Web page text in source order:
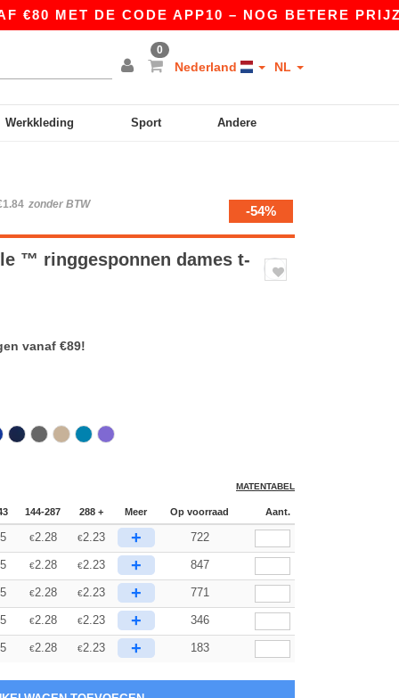
DE CODE APP10 – NOG BETERE PRIJZEN IN
0
Nederland NL
Werkkleding Sport Andere
zonder BTW
-54%
™ ringgesponnen dames t-
vanaf €89!
MATENTABEL
144-287 288 + Meer Op voorraad Aant.
€2.28 €2.23 + 722
€2.28 €2.23 + 847
€2.28 €2.23 + 771
€2.28 €2.23 + 346
€2.28 €2.23 + 183